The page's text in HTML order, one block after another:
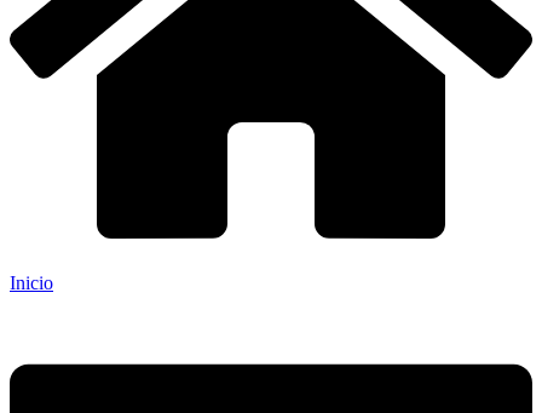
Inicio